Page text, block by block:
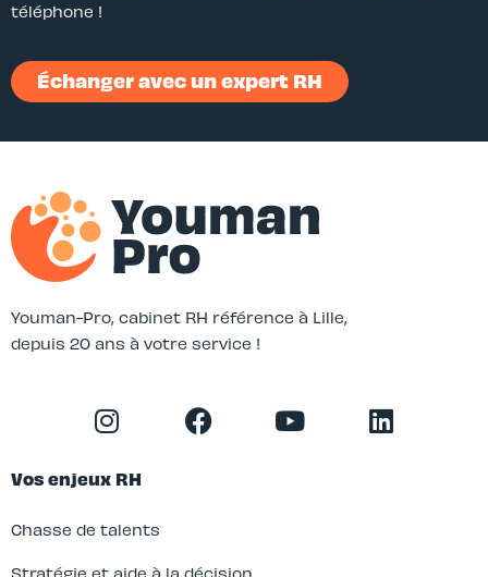
téléphone !
Échanger avec un expert RH
Youman-Pro, cabinet RH référence à Lille,
depuis 20 ans à votre service !
Vos enjeux RH
Chasse de talents
Stratégie et aide à la décision